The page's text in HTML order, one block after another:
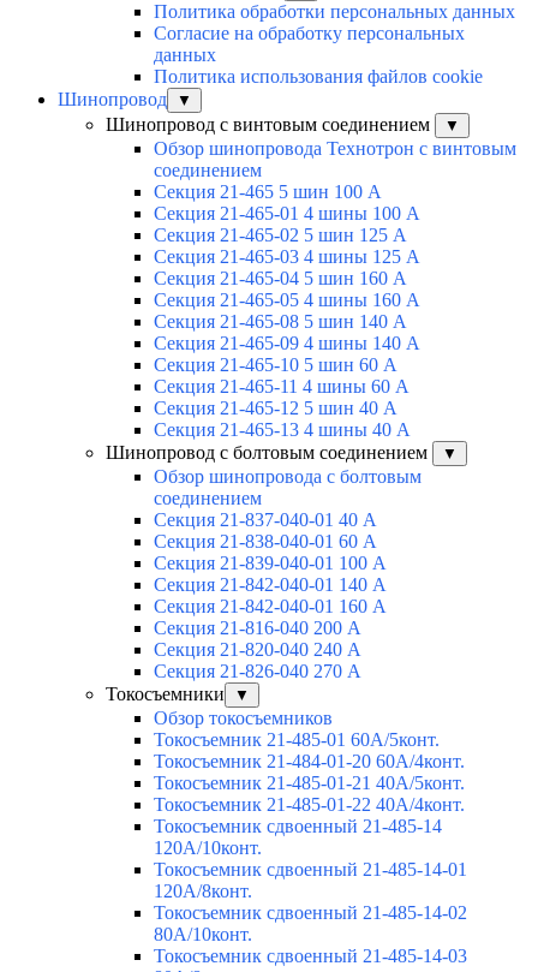
Политика обработки персональных данных
Согласие на обработку персональных
данных
Политика использования файлов cookie
Шинопровод
▼
Шинопровод с винтовым соединением ▼
Обзор шинопровода Технотрон с винтовым
соединением
Секция 21-465 5 шин 100 А
Секция 21-465-01 4 шины 100 А
Секция 21-465-02 5 шин 125 А
Секция 21-465-03 4 шины 125 А
Секция 21-465-04 5 шин 160 А
Секция 21-465-05 4 шины 160 А
Секция 21-465-08 5 шин 140 А
Секция 21-465-09 4 шины 140 А
Секция 21-465-10 5 шин 60 А
Секция 21-465-11 4 шины 60 А
Секция 21-465-12 5 шин 40 А
Секция 21-465-13 4 шины 40 А
Шинопровод с болтовым соединением
▼
Обзор шинопровода с болтовым
соединением
Секция 21-837-040-01 40 А
Секция 21-838-040-01 60 А
Секция 21-839-040-01 100 А
Секция 21-842-040-01 140 А
Секция 21-842-040-01 160 А
Секция 21-816-040 200 А
Секция 21-820-040 240 А
Секция 21-826-040 270 А
Токосъемники
▼
Обзор токосъемников
Токосъемник 21-485-01 60А/5конт.
Токосъемник 21-484-01-20 60А/4конт.
Токосъемник 21-485-01-21 40А/5конт.
Токосъемник 21-485-01-22 40А/4конт.
Токосъемник сдвоенный 21-485-14
120А/10конт.
Токосъемник сдвоенный 21-485-14-01
120А/8конт.
Токосъемник сдвоенный 21-485-14-02
80А/10конт.
Токосъемник сдвоенный 21-485-14-03